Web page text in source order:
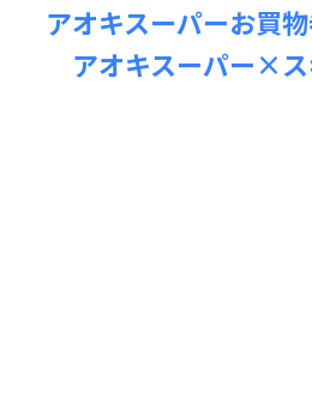
アオキスーパーお買
アオキスーパー×